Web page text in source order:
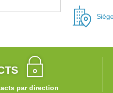
par direction